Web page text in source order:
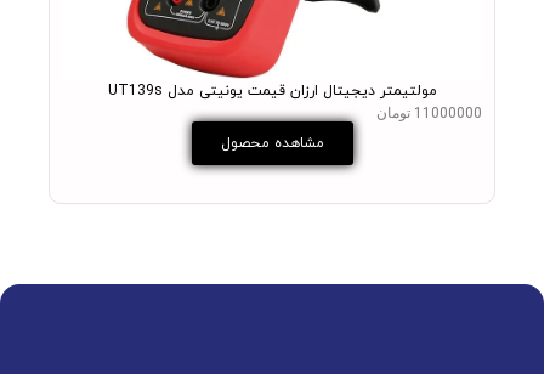
مولتیمتر دیجیتال ارزان قیمت یونیتی مدل UT139s
11000000 تومان
مشاهده محصول